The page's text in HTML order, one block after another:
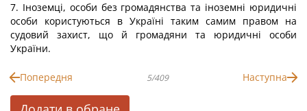
7. Іноземці, особи без громадянства та іноземні юридичні
особи користуються в Україні таким самим правом на
судовий захист, що й громадяни та юридичні особи
України.
Попередня 5/409 Наступна